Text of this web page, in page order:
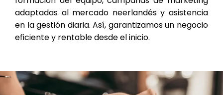
adaptadas al mercado neerlandés y asistencia
en la gestión diaria. Así, garantizamos un negocio
eficiente y rentable desde el inicio.